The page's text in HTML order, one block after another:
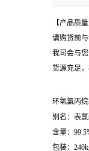
【产品质量
请购货前
我司会与
货源充足
环氧氯丙
别名：表
含量：
包装：